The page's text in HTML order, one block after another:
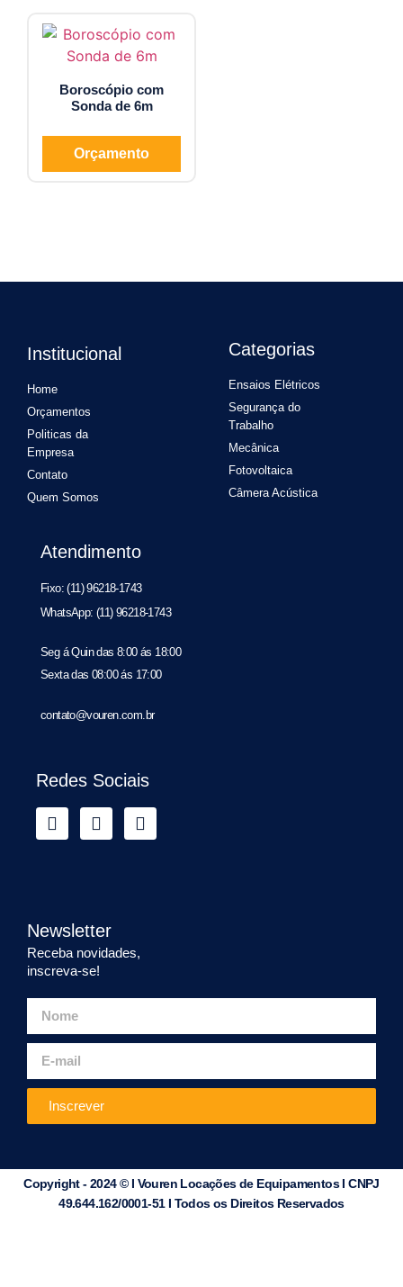
Boroscópio com
Sonda de 6m
Orçamento
Institucional
Home
Orçamentos
Politicas da
Empresa
Contato
Quem Somos
Categorias
Ensaios Elétricos
Segurança do
Trabalho
Mecânica
Fotovoltaica
Câmera Acústica
Atendimento
Fixo: (11) 96218-1743
WhatsApp: (11) 96218-1743
Seg á Quin das 8:00 ás 18:00
Sexta das 08:00 ás 17:00
contato@vouren.com.br
Redes Sociais
Newsletter
Receba novidades,
inscreva-se!
Inscrever
Copyright - 2024 © I Vouren Locações de Equipamentos I CNPJ
49.644.162/0001-51 I Todos os Direitos Reservados